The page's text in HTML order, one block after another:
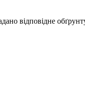
відповідне